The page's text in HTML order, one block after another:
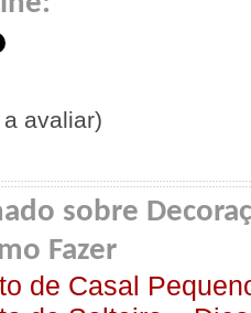
avaliar)
sobre
Fazer
de Casal